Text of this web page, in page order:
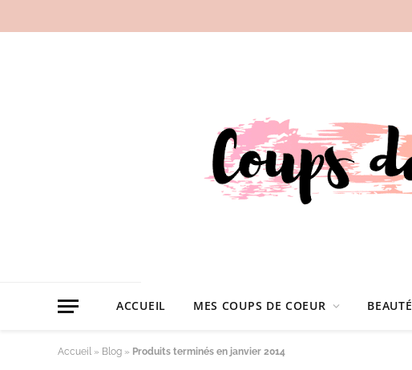
ACCUEIL MES COUPS DE COEUR BEAUTÉ
Accueil » Blog » Produits terminés en janvier 2014